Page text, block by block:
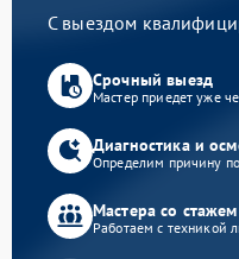
С выездом
Срочный выезд
Мастер приедет уже
Диагностика и
Определим причину
Мастера со
Работаем с техникой